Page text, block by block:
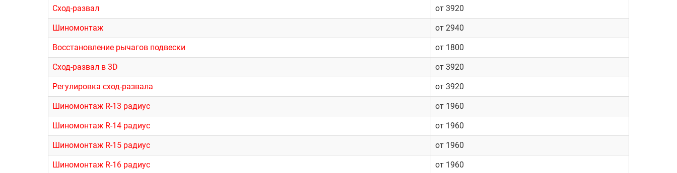
Сход-развал от 3920
Шиномонтаж от 2940
Восстановление рычагов подвески от 1800
Сход-развал в 3D от 3920
Регулировка сход-развала от 3920
Шиномонтаж R-13 радиус от 1960
Шиномонтаж R-14 радиус от 1960
Шиномонтаж R-15 радиус от 1960
Шиномонтаж R-16 радиус от 1960